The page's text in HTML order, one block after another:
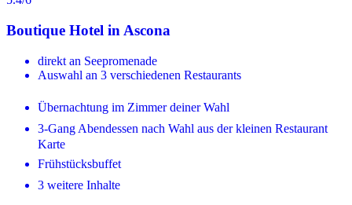
Boutique Hotel in Ascona
direkt an Seepromenade
Auswahl an 3 verschiedenen Restaurants
Übernachtung im Zimmer deiner Wahl
3-Gang Abendessen nach Wahl aus der kleinen Restaurant
Karte
Frühstücksbuffet
3 weitere Inhalte